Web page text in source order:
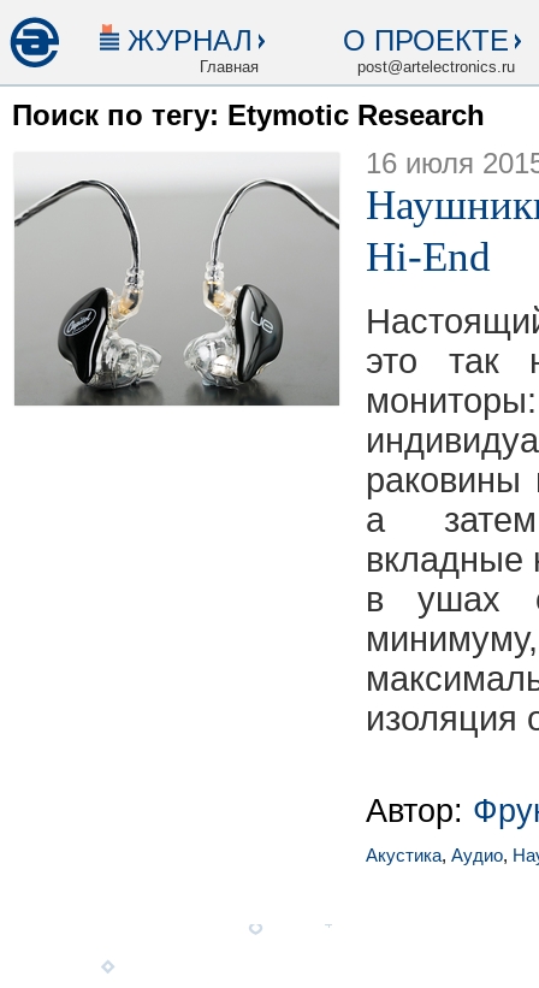
ЖУРНАЛ
Главная
О ПРОЕКТЕ
post@artelectronics.ru
Поиск по тегу: Etymotic Research
16 июля
Hi-End
это так
раковины
а
вкладные
в ушах
изоляция
Автор:
Акустика, Аудио,